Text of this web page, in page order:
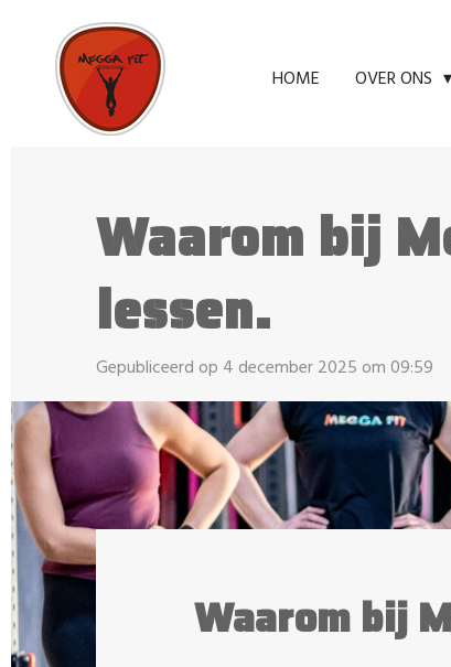
direct
HOME OVER ONS
Waarom bij
lessen.
Gepubliceerd op 4 december 2025 om 09:59
Waarom bij